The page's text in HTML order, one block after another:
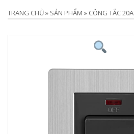
TRANG CHỦ» SẢN PHẨM » CÔNG TẮC 20A